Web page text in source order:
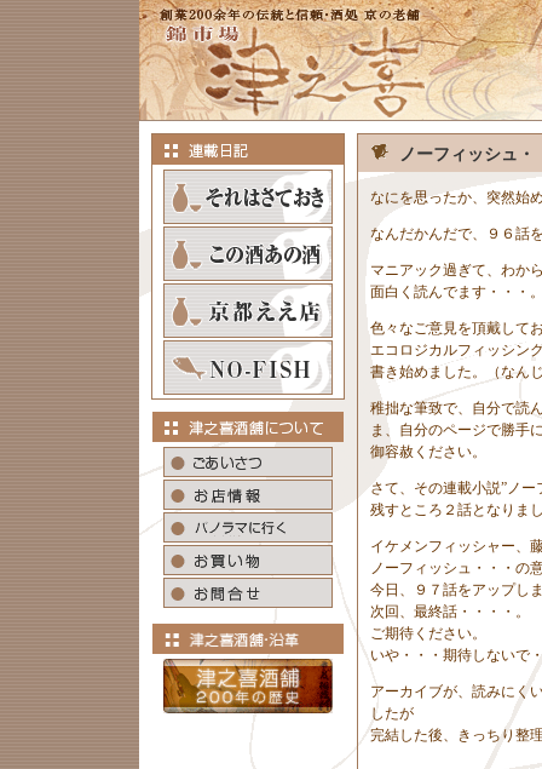
ノーフィッシュ・
なにを思ったか、突然始
なんだかんだで、９６話
マニアック過ぎて、わか
面白く読んでます・・・
色々なご意見を頂戴して
エコロジカルフィッシン
書き始めました。（なん
稚拙な筆致で、自分で読
ま、自分のページで勝手
御容赦ください。
さて、その連載小説”ノ
残すところ２話となりま
イケメンフィッシャー、
ノーフィッシュ・・・の
今日、９７話をアップし
次回、最終話・・・・。
ご期待ください。
いや・・・期待しないで
アーカイブが、読みにく
したが
完結した後、きっちり整